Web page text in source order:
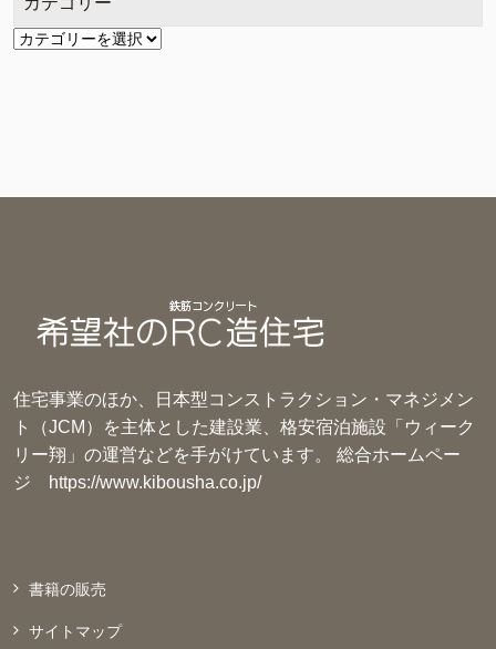
カ
住宅事業のほか、日本型コンストラクション・マネジメン
ト（JCM）を主体とした建設業、格安宿泊施設「ウィーク
リー翔」の運営などを手がけています。 総合ホームペー
ジ
https://www.kibousha.co.jp/
書籍の販売
サイトマップ